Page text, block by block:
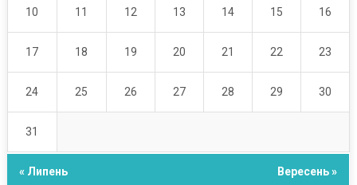
10 11 12 13 14 15 16
17 18 19 20 21 22 23
24 25 26 27 28 29 30
31
« Липень Вересень »